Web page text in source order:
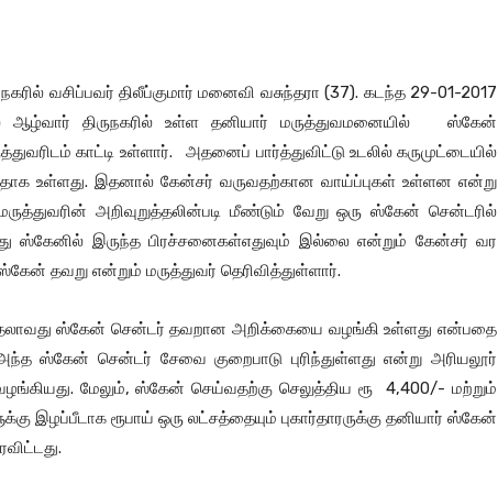
வசிப்பவர் திலீப்குமார் மனைவி வசுந்தரா (37). கடந்த 29-01-2017
திருநகரில் உள்ள தனியார் மருத்துவமனையில் ஸ்கேன்
காட்டி உள்ளார். அதனைப் பார்த்துவிட்டு உடலில் கருமுட்டையில்
உள்ளது. இதனால் கேன்சர் வருவதற்கான வாய்ப்புகள் உள்ளன என்று
அறிவுறுத்தலின்படி மீண்டும் வேறு ஒரு ஸ்கேன் சென்டரில்
ஸ்கேனில் இருந்த பிரச்சனைகள்எதுவும் இல்லை என்றும் கேன்சர் வர
தவறு என்றும் மருத்துவர் தெரிவித்துள்ளார்.
ஸ்கேன் சென்டர் தவறான அறிக்கையை வழங்கி உள்ளது என்பதை
அந்த ஸ்கேன் சென்டர் சேவை குறைபாடு புரிந்துள்ளது என்று அரியலூர்
மேலும், ஸ்கேன் செய்வதற்கு செலுத்திய ரூ 4,400/- மற்றும்
இழப்பீடாக ரூபாய் ஒரு லட்சத்தையும் புகார்தாரருக்கு தனியார் ஸ்கேன்